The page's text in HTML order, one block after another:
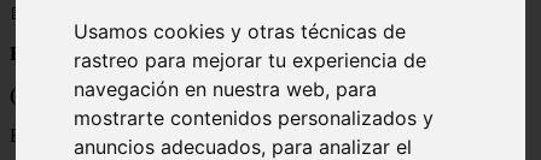
Usamos cookies y otras técnicas de
rastreo para mejorar tu experiencia de
navegación en nuestra web, para
mostrarte contenidos personalizados y
anuncios adecuados, para analizar el
📅 17/08/2025
Ella y Él
(basado en una canción)
Ella es de la madriguera, Él de una mansión